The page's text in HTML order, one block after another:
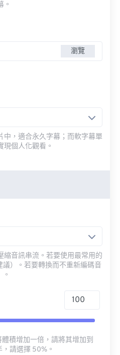
。
瀏覽
中，適合永久字幕；而軟字幕單
個人化觀看。
縮音訊串流。若要使用最常用的
議）。若要轉換而不重新編碼音
積增加一倍，請將其增加到
請選擇 50%。